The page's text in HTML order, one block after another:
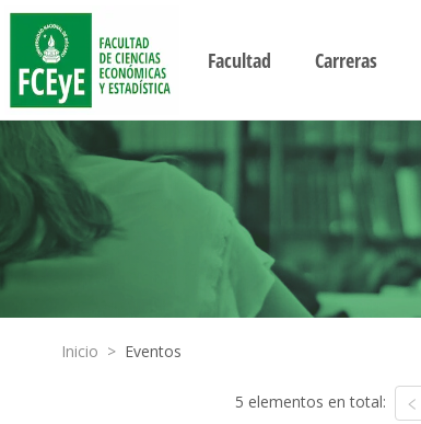
Facultad Carreras
Inicio > Eventos
5 elementos en total: